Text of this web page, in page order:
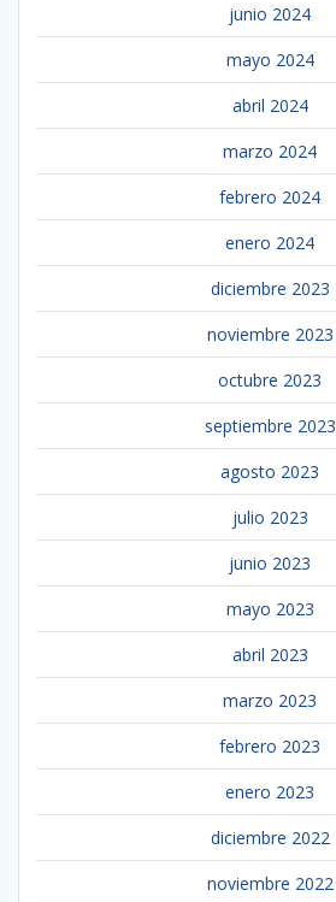
junio 2024
mayo 2024
abril 2024
marzo 2024
febrero 2024
enero 2024
diciembre 2023
noviembre 2023
octubre 2023
septiembre 2023
agosto 2023
julio 2023
junio 2023
mayo 2023
abril 2023
marzo 2023
febrero 2023
enero 2023
diciembre 2022
noviembre 2022